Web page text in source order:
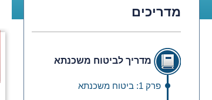
מדריכים
מדריך לביטוח משכנתא
פרק 1: ביטוח משכנתא